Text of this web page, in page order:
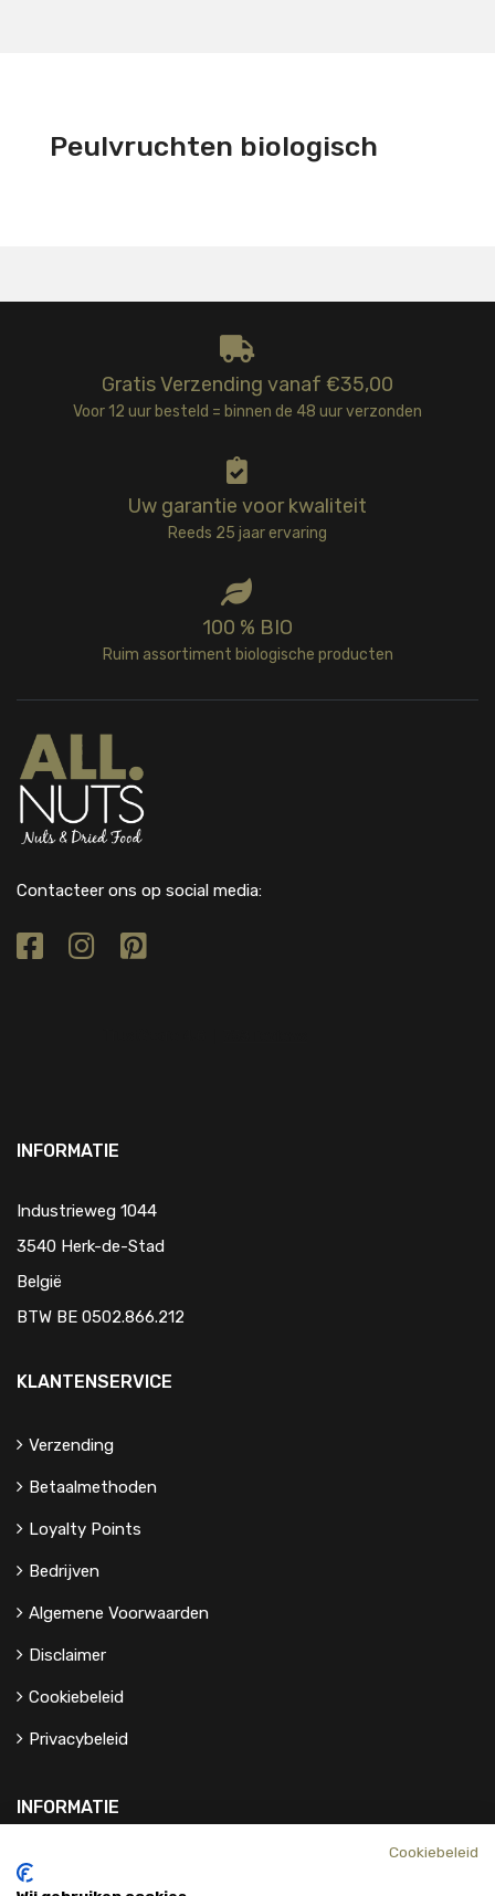
Peulvruchten biologisch
Gratis Verzending vanaf €35,00
Voor 12 uur besteld = binnen de 48 uur verzonden
Uw garantie voor kwaliteit
Reeds 25 jaar ervaring
100 % BIO
Ruim assortiment biologische producten
Contacteer ons op social media:
INFORMATIE
Industrieweg 1044
3540 Herk-de-Stad
België
BTW BE 0502.866.212
KLANTENSERVICE
Verzending
Betaalmethoden
Loyalty Points
Bedrijven
Algemene Voorwaarden
Disclaimer
Cookiebeleid
Privacybeleid
INFORMATIE
Contact
Cookiebeleid